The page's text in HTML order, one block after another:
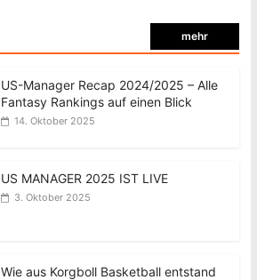
mehr
US-Manager Recap 2024/2025 – Alle
Fantasy Rankings auf einen Blick
14. Oktober 2025
US MANAGER 2025 IST LIVE
3. Oktober 2025
Wie aus Korgboll Basketball entstand